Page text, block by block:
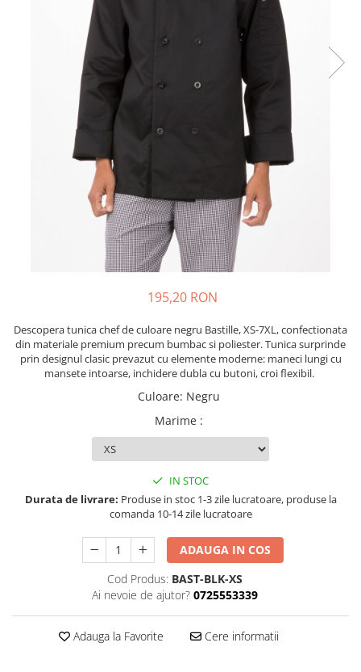
195,20 RON
Descopera tunica chef de culoare negru Bastille, XS-7XL, confectionata
din materiale premium precum bumbac si poliester. Tunica surprinde
prin designul clasic prevazut cu elemente moderne: maneci lungi cu
mansete intoarse, inchidere dubla cu butoni, croi flexibil.
Culoare: Negru
Marime :
IN STOC
Durata de livrare: Produse in stoc 1-3 zile lucratoare, produse la
comanda 10-14 zile lucratoare
ADAUGA IN COS
Cod Produs: BAST-BLK-XS
Ai nevoie de ajutor? 0725553339
Adauga la Favorite Cere informatii